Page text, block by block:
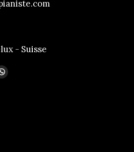
- Suisse
Whatsapp